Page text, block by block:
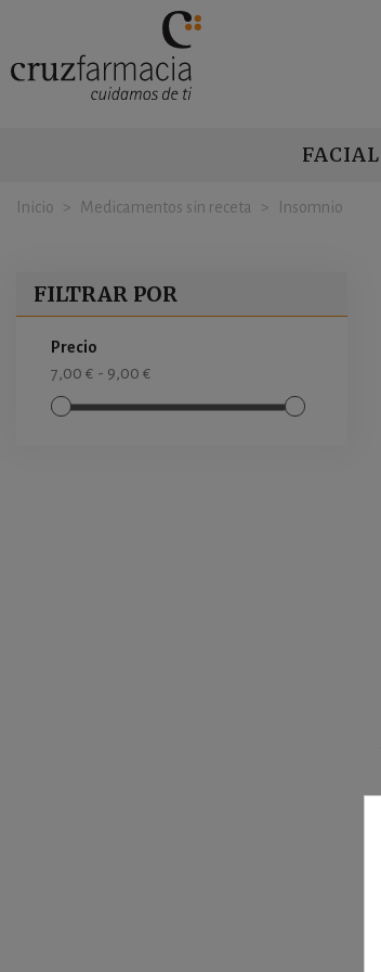
FACIAL
Inicio > Medicamentos sin receta > Insomnio
FILTRAR POR
Precio
7,00 € - 9,00 €